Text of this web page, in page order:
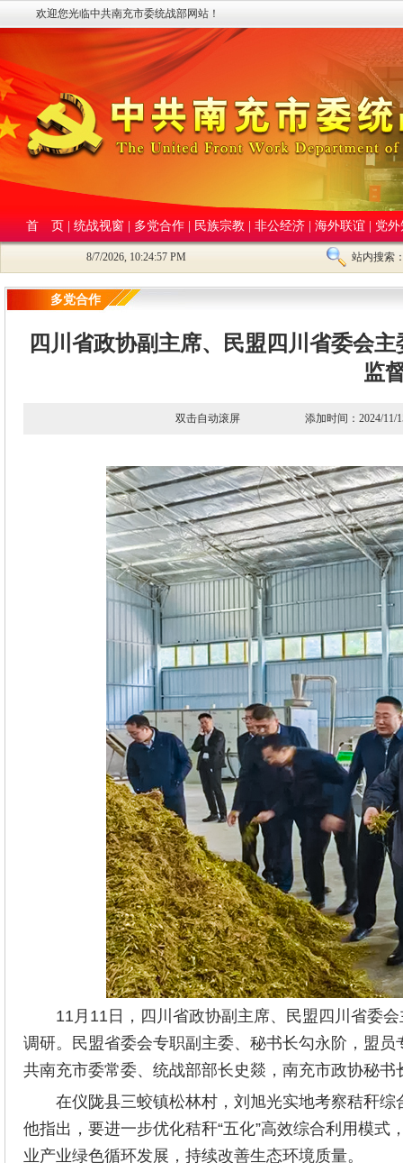
欢迎您光临中共南充市委统战部网站！
首 页 |统战视窗 多党合作 民族宗教 |非公经济 |海外联谊 党
8/7/2026, 10:24:57 PM 站内搜索
多党合作
四川省政协副主席、民盟四川省委会
监
双击自动滚屏 添加时间：
11月11日，四川省政协副主席、民盟四川省委
调研。民盟省委会专职副主委、秘书长勾永阶，盟
共南充市委常委、统战部部长史燚，南充市政协秘
在仪陇县三蛟镇松林村，刘旭光实地考察秸秆
他指出，要进一步优化秸秆“五化”高效综合利用模
业产业绿色循环发展，持续改善生态环境质量。